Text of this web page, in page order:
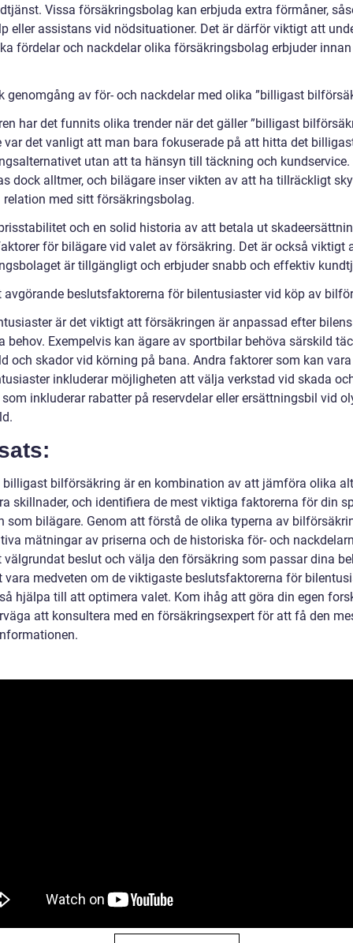
Vissa försäkringsbolag kan erbjuda extra förmåner,
eller assistans vid nödsituationer. Det är därför viktigt att
fördelar och nackdelar olika försäkringsbolag erbjuder
genomgång av för- och nackdelar med olika ”billigast
har det funnits olika trender när det gäller ”billigast
var det vanligt att man bara fokuserade på att hitta det
utan att ta hänsyn till täckning och kundservice.
dock alltmer, och bilägare inser vikten av att ha tillräckligt
relation med sitt försäkringsbolag.
och en solid historia av att betala ut
för bilägare vid valet av försäkring. Det är också viktigt
är tillgängligt och erbjuder snabb och effektiv
avgörande beslutsfaktorerna för bilentusiaster vid köp av
är det viktigt att försäkringen är anpassad efter bilens
behov. Exempelvis kan ägare av sportbilar behöva särskild
och skador vid körning på bana. Andra faktorer som kan
inkluderar möjligheten att välja verkstad vid skada
inkluderar rabatter på reservdelar eller ersättningsbil vid
bilförsäkring är en kombination av att jämföra olika
skillnader, och identifiera de mest viktiga faktorerna för din
som bilägare. Genom att förstå de olika typerna av
mätningar av priserna och de historiska för- och
välgrundat beslut och välja den försäkring som passar dina
vara medveten om de viktigaste beslutsfaktorerna för
hjälpa till att optimera valet. Kom ihåg att göra din egen
att konsultera med en försäkringsexpert för att få den